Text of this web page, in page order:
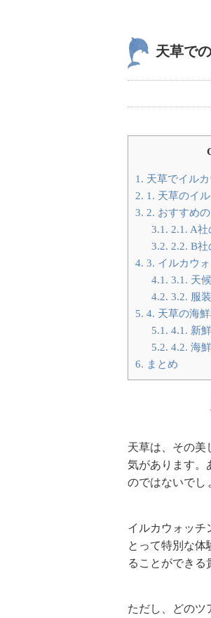
天草で
1. 天草でイル
2. 1. 天草のイ
3. 2. おすすめ
3.1. 2.1. A
3.2. 2.2. B
4. 3. イルカウ
4.1. 3.1. 天
4.2. 3.2. 服
5. 4. 天草の海
5.1. 4.1. 新
5.2. 4.2. 海
6. まとめ
天草は、その美
気があります。
のではないでし
イルカウォッチ
とって特別な体
ることができる
ただし、どのツ